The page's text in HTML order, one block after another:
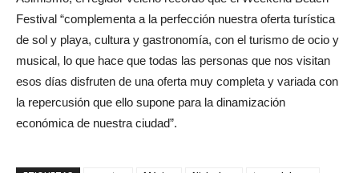
Festival “complementa a la perfección nuestra oferta turística
de sol y playa, cultura y gastronomía, con el turismo de ocio y
musical, lo que hace que todas las personas que nos visitan
esos días disfruten de una oferta muy completa y variada con
la repercusión que ello supone para la dinamización
económica de nuestra ciudad”.